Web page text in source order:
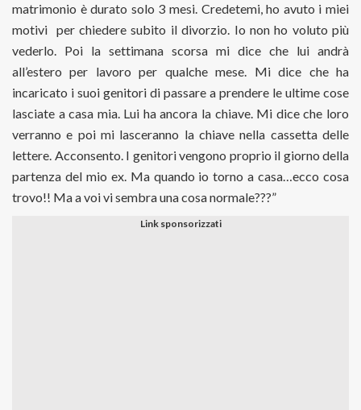
matrimonio è durato solo 3 mesi. Credetemi, ho avuto i miei
motivi per chiedere subito il divorzio. Io non ho voluto più
vederlo. Poi la settimana scorsa mi dice che lui andrà
all’estero per lavoro per qualche mese. Mi dice che ha
incaricato i suoi genitori di passare a prendere le ultime cose
lasciate a casa mia. Lui ha ancora la chiave. Mi dice che loro
verranno e poi mi lasceranno la chiave nella cassetta delle
lettere. Acconsento. I genitori vengono proprio il giorno della
partenza del mio ex. Ma quando io torno a casa…ecco cosa
trovo!! Ma a voi vi sembra una cosa normale???”